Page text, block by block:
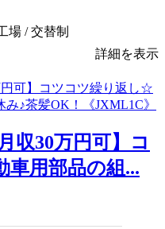
場 / 交替制
詳細を表示
収30万円可】コ
用部品の組...